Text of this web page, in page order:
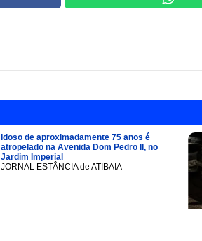
Idoso de aproximadamente 75 anos é
atropelado na Avenida Dom Pedro II, no
Jardim Imperial
JORNAL ESTÂNCIA de ATIBAIA